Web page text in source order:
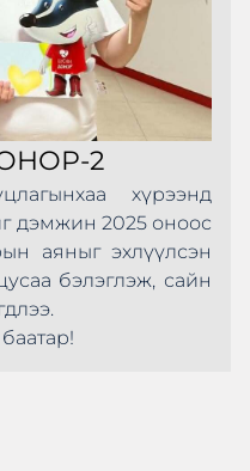
2
хүрээнд
дэмжин 2025 оноос
аяныг эхлүүлсэн
бэлэглэж, сайн